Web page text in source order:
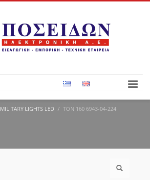
MILITARY LIGHTS LED TON 160 6943-04-224